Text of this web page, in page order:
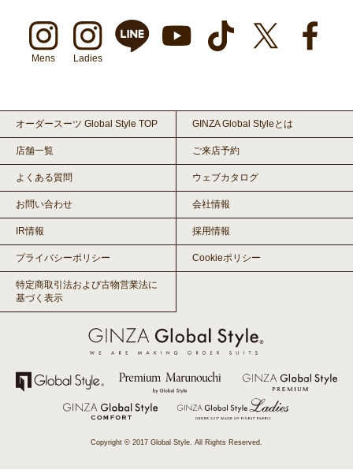
Mens Ladies
オーダースーツ Global Style TOP GINZA Global Styleとは
店舗一覧 ご来店予約
よくある質問 ウェブカタログ
お問い合わせ 会社情報
IR情報 採用情報
プライバシーポリシー Cookieポリシー
特定商取引法および古物営業法に
基づく表示
Copyright © 2017 Global Style. All Rights Reserved.